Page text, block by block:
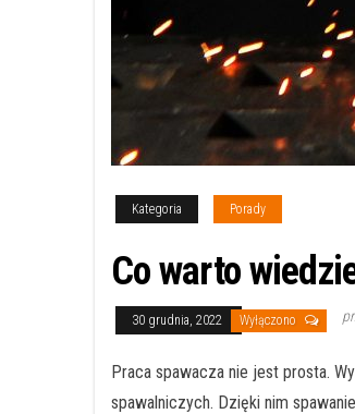
Kategoria Porady
Co warto
30 grudnia, 2022 Wyłączono
Praca spawacza nie jest prosta.
spawalniczych. Dzięki nim